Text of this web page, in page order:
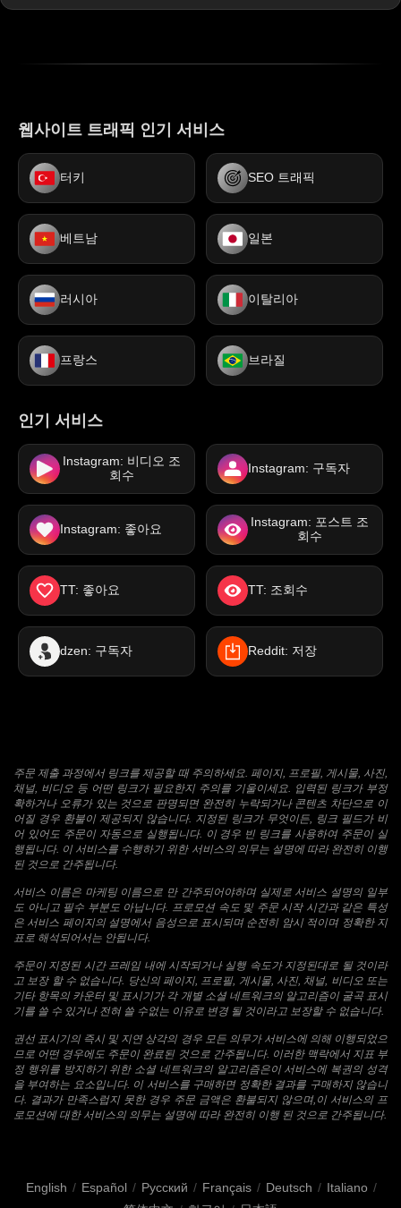
웹사이트 트래픽 인기 서비스
터키 SEO 트래픽
베트남 일본
러시아 이탈리아
프랑스 브라질
인기 서비스
Instagram: 비디오 조
회수
Instagram: 구독자
Instagram: 좋아요
Instagram: 포스트 조
회수
TT: 좋아요 TT: 조회수
dzen: 구독자 Reddit: 저장
주문 제출 과정에서 링크를 제공할 때 주의하세요. 페이지, 프로필, 게시물, 사진,
채널, 비디오 등 어떤 링크가 필요한지 주의를 기울이세요. 입력된 링크가 부정
확하거나 오류가 있는 것으로 판명되면 완전히 누락되거나 콘텐츠 차단으로 이
어질 경우 환불이 제공되지 않습니다. 지정된 링크가 무엇이든, 링크 필드가 비
어 있어도 주문이 자동으로 실행됩니다. 이 경우 빈 링크를 사용하여 주문이 실
행됩니다. 이 서비스를 수행하기 위한 서비스의 의무는 설명에 따라 완전히 이행
된 것으로 간주됩니다.
서비스 이름은 마케팅 이름으로 만 간주되어야하며 실제로 서비스 설명의 일부
도 아니고 필수 부분도 아닙니다. 프로모션 속도 및 주문 시작 시간과 같은 특성
은 서비스 페이지의 설명에서 음성으로 표시되며 순전히 암시 적이며 정확한 지
표로 해석되어서는 안됩니다.
주문이 지정된 시간 프레임 내에 시작되거나 실행 속도가 지정된대로 될 것이라
고 보장 할 수 없습니다. 당신의 페이지, 프로필, 게시물, 사진, 채널, 비디오 또는
기타 항목의 카운터 및 표시기가 각 개별 소셜 네트워크의 알고리즘이 굴곡 표시
기를 쓸 수 있거나 전혀 쓸 수없는 이유로 변경 될 것이라고 보장할 수 없습니다.
권선 표시기의 즉시 및 지연 상각의 경우 모든 의무가 서비스에 의해 이행되었으
므로 어떤 경우에도 주문이 완료된 것으로 간주됩니다. 이러한 맥락에서 지표 부
정 행위를 방지하기 위한 소셜 네트워크의 알고리즘은이 서비스에 복권의 성격
을 부여하는 요소입니다. 이 서비스를 구매하면 정확한 결과를 구매하지 않습니
다. 결과가 만족스럽지 못한 경우 주문 금액은 환불되지 않으며,이 서비스의 프
로모션에 대한 서비스의 의무는 설명에 따라 완전히 이행 된 것으로 간주됩니다.
English / Español / Русский / Français / Deutsch / Italiano /